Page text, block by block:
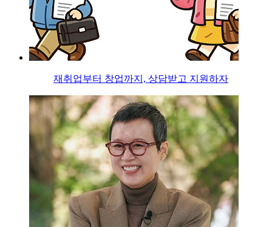
재취업부터 창업까지, 상담받고 지원하자